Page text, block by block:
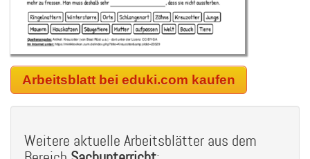
Arbeitsblatt bei eduki.com kaufen
Weitere aktuelle Arbeitsblätter aus dem